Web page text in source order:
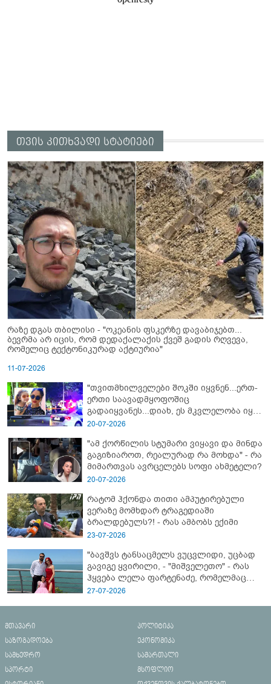
თვის კითხვადი სტატიები
რაზე დგას თბილისი - "ოკეანის ფსკერზე დავაბიჯებთ...
ბევრმა არ იცის, რომ დედაქალაქის ქვეშ გადის რღვევა,
რომელიც ტექტონიკურად აქტიურია"
11-07-2026
"თვითმხილველები შოკში იყვნენ...ერთ-
ერთი საავადმყოფოშიც
გადაიყვანეს...დიახ, ეს მკვლელობა იყო"
- გორში დატრიალებული ტრაგედიის
20-07-2026
"ამ ქორწილის სტუმარი ვიყავი და მინდა
გაგიზიაროთ, რეალურად რა მოხდა" - რა
მიმართვას ავრცელებს სოფი ახმეტელი?
20-07-2026
რატომ ჰქონდა თითი ამპუტირებული
ვერაზე მომხდარ ტრაგედიაში
ბრალდებულს?! - რას ამბობს ექიმი
23-07-2026
"ბავშვს ტანსაცმელს ვუცვლიდი, უცბად
გავიგე ყვირილი, - "მიშველეთო" - რას
ჰყვება ლელა ფარტენაძე, რომელმაც
ბათუმში 16 წლის ბიჭი ზღვაში
27-07-2026
მთავარი
პოლიტიკა
საზოგადოება
ეკონომიკა
სამხედრო
სამართალი
სპორტი
მსოფლიო